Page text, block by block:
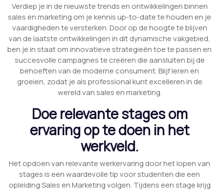
Verdiep je in de nieuwste trends en ontwikkelingen binnen
sales en marketing om je kennis up-to-date te houden en je
vaardigheden te versterken. Door op de hoogte te blijven
van de laatste ontwikkelingen in dit dynamische vakgebied,
ben je in staat om innovatieve strategieën toe te passen en
succesvolle campagnes te creëren die aansluiten bij de
behoeften van de moderne consument. Blijf leren en
groeien, zodat je als professional kunt excelleren in de
wereld van sales en marketing.
Doe relevante stages om
ervaring op te doen in het
werkveld.
Het opdoen van relevante werkervaring door het lopen van
stages is een waardevolle tip voor studenten die een
opleiding Sales en Marketing volgen. Tijdens een stage krijg